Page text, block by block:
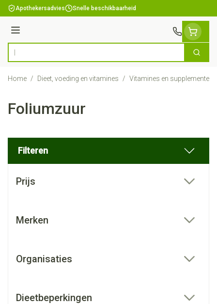
Ga naar de inhoud
Apothekersadvies Snelle beschikbaarheid
Menu
Product, merk, categorie... Zoek
Home / Dieet, voeding en vitamines / Vitamines en supplementen
Foliumzuur
Filteren
Prijs
Merken
Organisaties
Dieetbeperkingen